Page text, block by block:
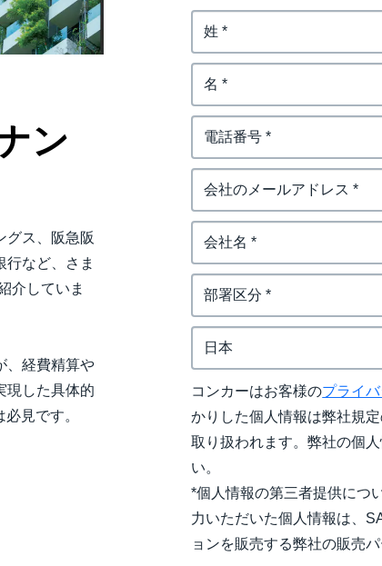
ン
グス、阪急阪
など、さま
介していま
、経費精算や
現した具体的
見です。
コンカーはお客様のプライ
かりした個人情報は弊社規
取り扱われます。弊社の個
い。
*個人情報の第三者提供につ
力いただいた個人情報は、
ョンを販売する弊社の販売